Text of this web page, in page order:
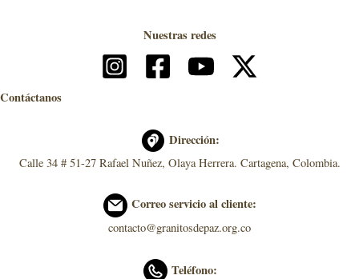
Nuestras redes
Contáctanos
Dirección:
Calle 34 # 51-27 Rafael Nuñez, Olaya Herrera. Cartagena, Colombia.
Correo servicio al cliente:
contacto@granitosdepaz.org.co
Teléfono: